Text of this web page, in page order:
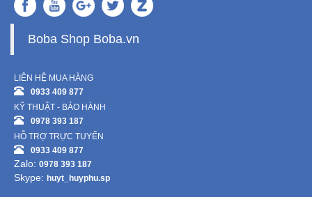
Boba Shop Boba.vn
LIÊN HỆ MUA HÀNG
0933 409 877
KỸ THUẬT - BẢO HÀNH
0978 393 187
HỖ TRỢ TRỰC TUYẾN
0933 409 877
Zalo: 0978 393 187
Skype: huyt_huyphu.sp